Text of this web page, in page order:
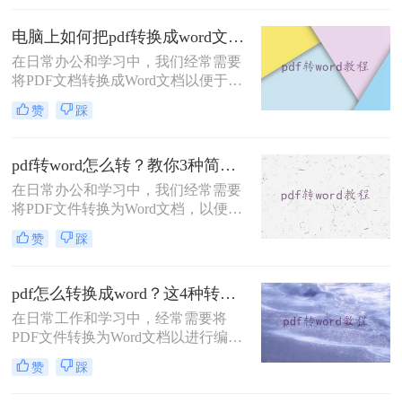
费呢？本文将详细介绍两种免费且高
效的PDF转Word方法，帮助用户轻松
完成文件格式转换。
电脑上如何把pdf转换成word文档？推荐二个快捷好用的转换方法！
在日常办公和学习中，我们经常需要
将PDF文档转换成Word文档以便于编
辑和修改。那么电脑上如何把pdf转换
成word文档呢？本文将介绍两种常用
赞 踩
pdf转word怎么转？教你3种简单转换方法！
在日常办公和学习中，我们经常需要
将PDF文件转换为Word文档，以便进
行编辑和修改。那么pdf转word怎么转
呢？本文将介绍三种将PDF转换为
PDF到Word的转换。
赞 踩
pdf怎么转换成word？这4种转换方法你可以轻松学会！
在日常工作和学习中，经常需要将
PDF文件转换为Word文档以进行编辑
和修改。为了帮助用户根据实际需求
选择最合适的方式，那么pdf怎么转换
赞 踩